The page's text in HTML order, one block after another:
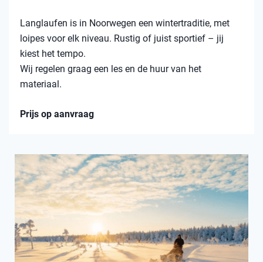
Langlaufen is in Noorwegen een wintertraditie, met
loipes voor elk niveau. Rustig of juist sportief – jij
kiest het tempo.
Wij regelen graag een les en de huur van het
materiaal.
Prijs op aanvraag